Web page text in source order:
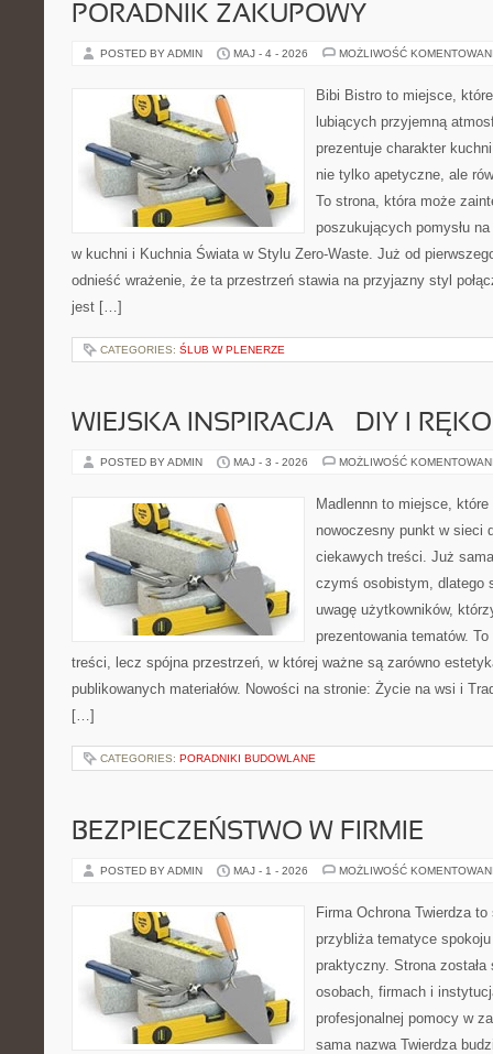
PORADNIK ZAKUPOWY
POSTED BY ADMIN MAJ - 4 - 2026 MOŻLIWOŚĆ
Bibi Bistro to miejsce,
lubiących przyjemną
prezentuje charakter
nie tylko apetyczne, ale
To strona, która może
poszukujących pomysłu
w kuchni i Kuchnia Świata w Stylu Zero-Waste. Już od
odnieść wrażenie, że ta przestrzeń stawia na przyjazny styl
jest […]
CATEGORIES: ŚLUB W PLENERZE
WIEJSKA INSPIRACJA – DIY I
POSTED BY ADMIN MAJ - 3 - 2026 MOŻLIWOŚĆ
Madlennn to miejsce,
nowoczesny punkt w sieci
ciekawych treści. Już
czymś osobistym, dlatego
uwagę użytkowników,
prezentowania tematów.
treści, lecz spójna przestrzeń, w której ważne są zarówno
publikowanych materiałów. Nowości na stronie: Życie na wsi i
[…]
CATEGORIES: PORADNIKI BUDOWLANE
BEZPIECZEŃSTWO W FIRMIE
POSTED BY ADMIN MAJ - 1 - 2026 MOŻLIWOŚĆ
Firma Ochrona Twierdza
przybliża tematyce
praktyczny. Strona
osobach, firmach i
profesjonalnej pomocy w
sama nazwa Twierdza